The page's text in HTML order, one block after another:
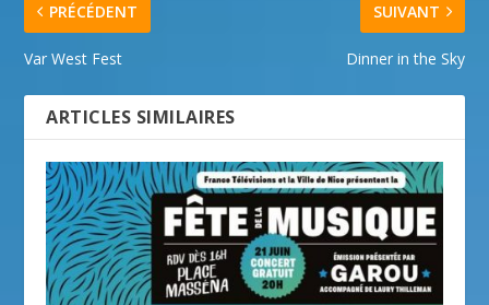
PRÉCÉDENT
Var West Fest
SUIVANT
Dinner in the Sky
ARTICLES SIMILAIRES